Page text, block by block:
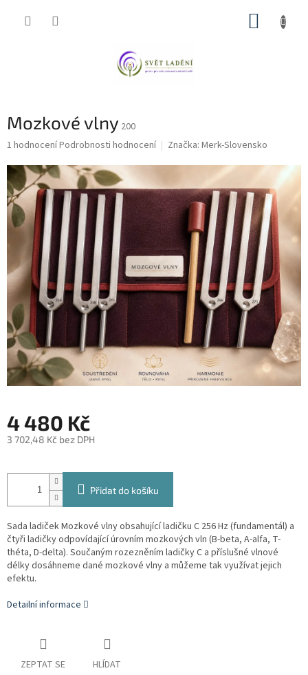
Mozkové vlny 200
Průměrné
produktu
je
5,0
z
5
hvězdiček.
1 hodnoceníPodrobnosti hodnocení Značka: Merk-Slovensko
4 480 Kč
3 702,48 Kč bez DPH
cena:
Přidat do košíku
Sada ladiček Mozkové vlny obsahující ladičku C 256 Hz (fundamentál) a
čtyři ladičky odpovídající úrovním mozkových vln (B-beta, A-alfa, T-
théta, D-delta). Součaným rozezněním ladičky C a příslušné vlnové
délky dosáhneme dané mozkové vlny a můžeme tak využívat jejich
efektu.
Detailní informace
ZEPTAT SE HLÍDAT